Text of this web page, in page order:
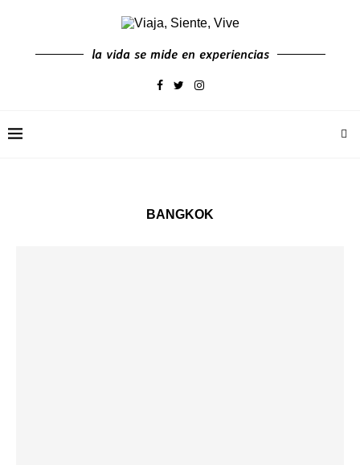
la vida se mide en experiencias
BANGKOK